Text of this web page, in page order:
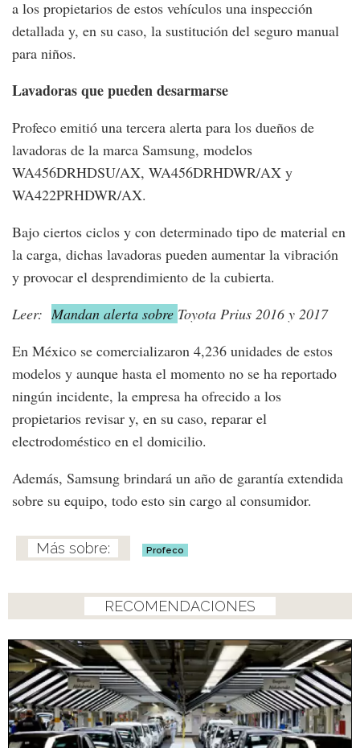
a los propietarios de estos vehículos una inspección
detallada y, en su caso, la sustitución del seguro manual
para niños.
Lavadoras que pueden desarmarse
Profeco emitió una tercera alerta para los dueños de
lavadoras de la marca Samsung, modelos
WA456DRHDSU/AX, WA456DRHDWR/AX y
WA422PRHDWR/AX.
Bajo ciertos ciclos y con determinado tipo de material en
la carga, dichas lavadoras pueden aumentar la vibración
y provocar el desprendimiento de la cubierta.
Leer: Mandan alerta sobre Toyota Prius 2016 y 2017
En México se comercializaron 4,236 unidades de estos
modelos y aunque hasta el momento no se ha reportado
ningún incidente, la empresa ha ofrecido a los
propietarios revisar y, en su caso, reparar el
electrodoméstico en el domicilio.
Además, Samsung brindará un año de garantía extendida
sobre su equipo, todo esto sin cargo al consumidor.
Profeco
RECOMENDACIONES